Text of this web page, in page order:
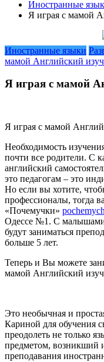
Иностранные
Я играя с мамой
Иностранные языки
мамой Английский
Я играя с мамой
Я играя с мамой
Необходимость
почти все родители. С
английский
это педагогам – это
Но если вы хотите,
профессионалы, тогда
«Почемучки»
Одессе №1. С малышами
будут заниматься
больше 5 лет.
Теперь и Вы можете
мамой Английский
Это необычная и
Кариной для обучения
преодолеть не только
предметом, возникший
преподавания